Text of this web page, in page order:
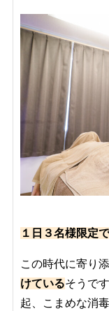
１日３名様限定
この時代に寄り添
けているそうです
起、こまめな消